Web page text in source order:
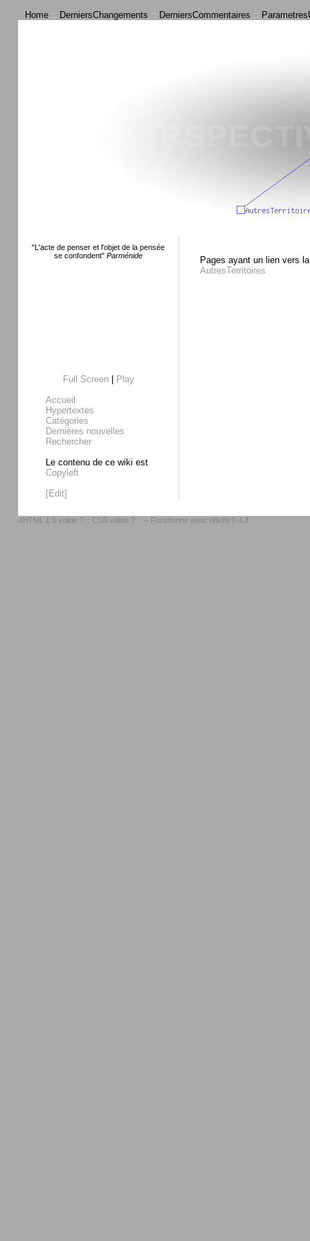
Home :: DerniersChangements :: DerniersCommentaires ::
"L'acte de penser et l'objet de la pensée
se confondent" Parménide
Full Screen|
Play
Accueil
Hypertextes
Catégories
Dernières nouvelles
Rechercher
Le contenu de ce wiki est
Copyleft
[Edit]
Pages ayant un lien vers
AutresTerritoires
XHTML 1.0 valide ? :: CSS valide ? :: -- Fonctionne avec WikiNi 0.4.3